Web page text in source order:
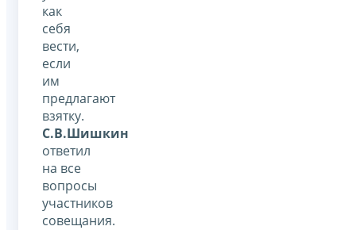
как
себя
вести,
если
им
предлагают
взятку.
С.В.Шишкин
ответил
на все
вопросы
участников
совещания.